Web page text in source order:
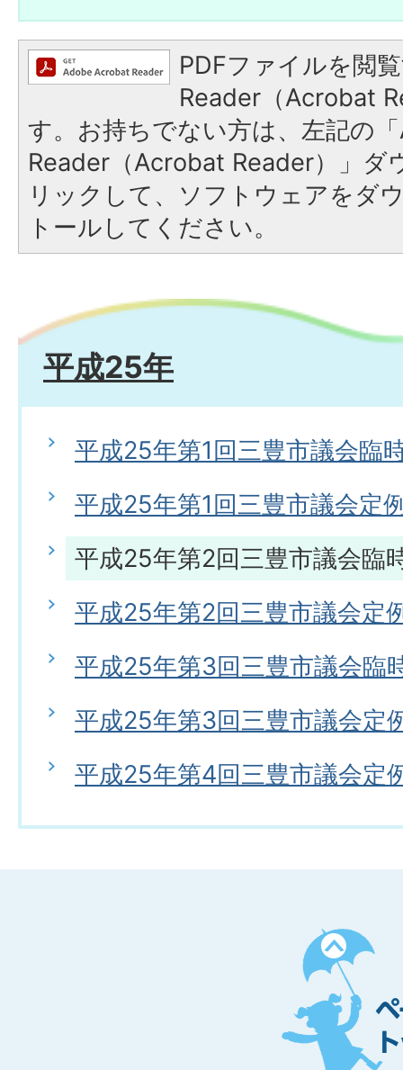
PDFファイルを閲
Reader（Acrobat
す。お持ちでない方は、左記の
Reader（Acrobat Reader）」ダ
リックして、ソフトウェアをダ
トールしてください。
平成25年
平成25年第1回三豊市議会臨
平成25年第1回三豊市議会定
平成25年第2回三豊市議会臨
平成25年第2回三豊市議会定
平成25年第3回三豊市議会臨
平成25年第3回三豊市議会定
平成25年第4回三豊市議会定
ペ
ー
ジ
ト